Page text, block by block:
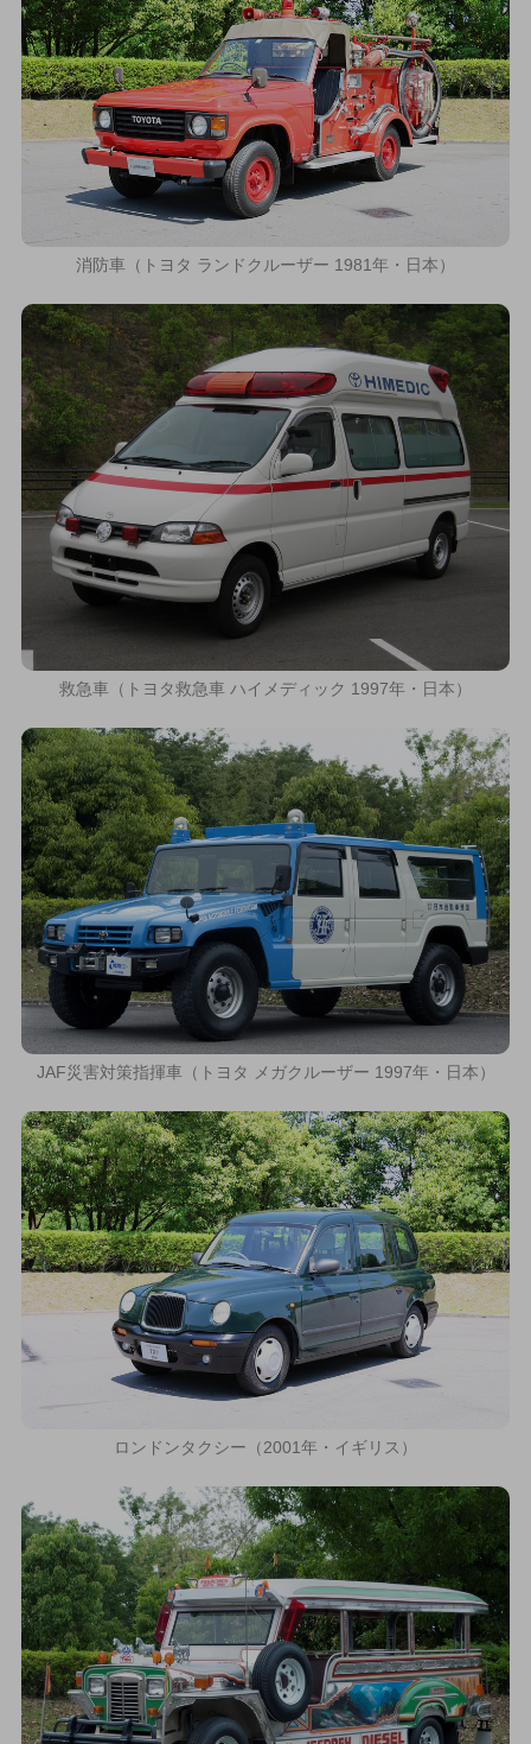
消防車（トヨタ ランドクルーザー 1981年・日本）
救急車（トヨタ救急車 ハイメディック 1997年・日本）
JAF災害対策指揮車（トヨタ メガクルーザー 1997年・日本）
ロンドンタクシー（2001年・イギリス）